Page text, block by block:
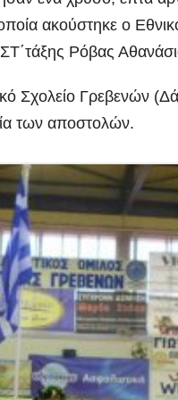
οποία ακούστηκε ο
Ρόβας
Σχολείο Γρεβενών
των αποστολών.